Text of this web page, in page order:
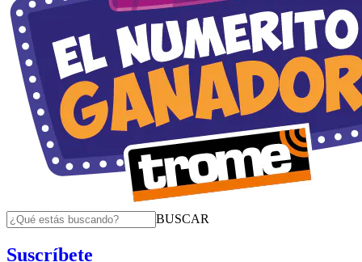
BUSCAR
Suscríbete